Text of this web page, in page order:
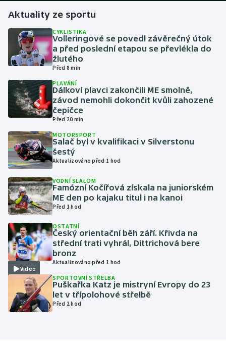
Golf
Gymnastika
Házená
Jezdectví
Judo
Krasobruslení
Lezení
Lyže a snowboard
Moderní pětiboj
Motorsport
Olympijské hry
Parasport
Plavání
Aktuality ze sportu
CYKLISTIKA
Volleringové se povedl závěrečný útok
a před poslední etapou se převlékla do
žlutého
Před 8 min
PLAVÁNÍ
Dálkoví plavci zakončili ME smolně,
závod nemohli dokončit kvůli zahozené
čepičce
Před 20 min
MOTORSPORT
Salač byl v kvalifikaci v Silverstonu
šestý
Aktualizováno před 1 hod
VODNÍ SLALOM
Famózní Kočířová získala na juniorském
ME den po kajaku titul i na kanoi
Před 1 hod
Video
OSTATNÍ
Český orientační běh září. Křivda na
střední trati vyhrál, Dittrichová bere
bronz
Aktualizováno před 1 hod
SPORTOVNÍ STŘELBA
Puškařka Katz je mistryní Evropy do 23
let v třípolohové střelbě
Před 2 hod